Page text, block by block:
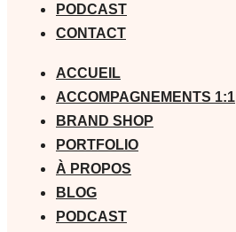
PODCAST
CONTACT
ACCUEIL
ACCOMPAGNEMENTS 1:1
BRAND SHOP
PORTFOLIO
À PROPOS
BLOG
PODCAST